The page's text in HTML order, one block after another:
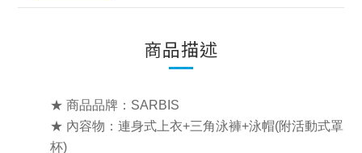
商品描述
★ 商品品牌：SARBIS
★ 內容物：連身式上衣+三角泳褲+泳帽(附活動式罩
杯)